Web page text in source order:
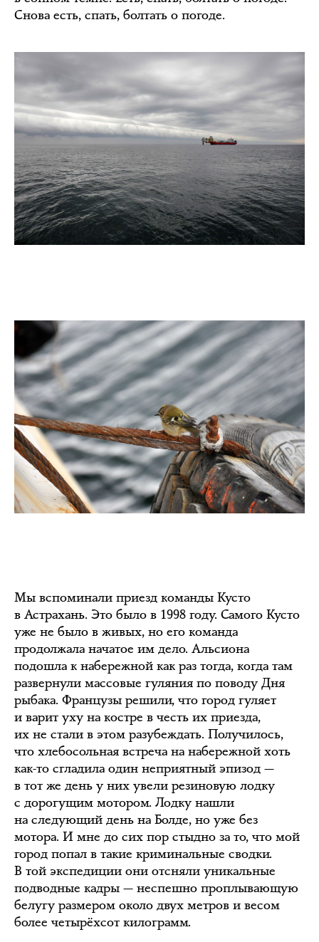
Снова есть, спать, болтать о погоде.
Мы вспоминали приезд команды Кусто
в Астрахань. Это было в 1998 году. Самого Кусто
уже не было в живых, но его команда
продолжала начатое им дело. Альсиона
подошла к набережной как раз тогда, когда там
развернули массовые гуляния по поводу Дня
рыбака. Французы решили, что город гуляет
и варит уху на костре в честь их приезда,
их не стали в этом разубеждать. Получилось,
что хлебосольная встреча на набережной хоть
как-то сгладила один неприятный эпизод —
в тот же день у них увели резиновую лодку
с дорогущим мотором. Лодку нашли
на следующий день на Болде, но уже без
мотора. И мне до сих пор стыдно за то, что мой
город попал в такие криминальные сводки.
В той экспедиции они отсняли уникальные
подводные кадры — неспешно проплывающую
белугу размером около двух метров и весом
более четырёхсот килограмм.